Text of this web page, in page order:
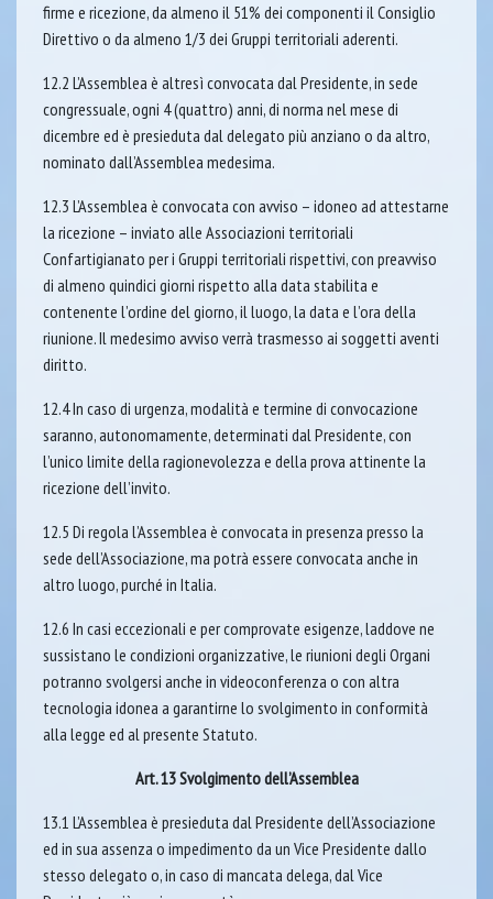
firme e ricezione, da almeno il 51% dei componenti il Consiglio
Direttivo o da almeno 1/3 dei Gruppi territoriali aderenti.
12.2 L’Assemblea è altresì convocata dal Presidente, in sede
congressuale, ogni 4 (quattro) anni, di norma nel mese di
dicembre ed è presieduta dal delegato più anziano o da altro,
nominato dall’Assemblea medesima.
12.3 L’Assemblea è convocata con avviso – idoneo ad attestarne
la ricezione – inviato alle Associazioni territoriali
Confartigianato per i Gruppi territoriali rispettivi, con preavviso
di almeno quindici giorni rispetto alla data stabilita e
contenente l’ordine del giorno, il luogo, la data e l’ora della
riunione. Il medesimo avviso verrà trasmesso ai soggetti aventi
diritto.
12.4 In caso di urgenza, modalità e termine di convocazione
saranno, autonomamente, determinati dal Presidente, con
l’unico limite della ragionevolezza e della prova attinente la
ricezione dell’invito.
12.5 Di regola l’Assemblea è convocata in presenza presso la
sede dell’Associazione, ma potrà essere convocata anche in
altro luogo, purché in Italia.
12.6 In casi eccezionali e per comprovate esigenze, laddove ne
sussistano le condizioni organizzative, le riunioni degli Organi
potranno svolgersi anche in videoconferenza o con altra
tecnologia idonea a garantirne lo svolgimento in conformità
alla legge ed al presente Statuto.
Art. 13 Svolgimento dell’Assemblea
13.1 L’Assemblea è presieduta dal Presidente dell’Associazione
ed in sua assenza o impedimento da un Vice Presidente dallo
stesso delegato o, in caso di mancata delega, dal Vice